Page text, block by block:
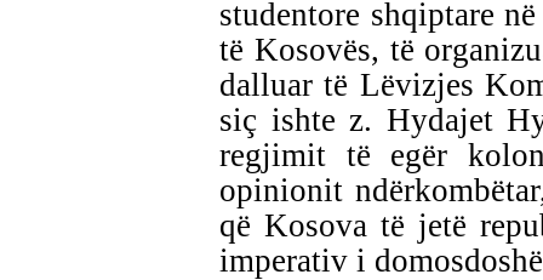
studentore shqiptare
të Kosovës, të
dalluar të Lëvizjes
siç ishte z. Hydajet
regjimit të egër
opinionit
që Kosova të jetë
imperativ i